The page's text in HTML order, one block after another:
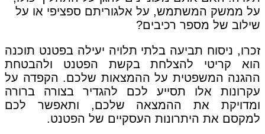
על ממשק המשתמש, על אלגוריתם ספציפי או על
שילוב של מספר רכיבים?
זכרו, ניסוח תביעה בלתי תלויה יעילה בפטנט תוכנה
הוא קריטי להצלחת בקשת הפטנט ולהבטחת
ההגנה המשפטית על ההמצאות שלכם. הקפדה על
עקרונות אלו תסייע לכם להגדיר בצורה ברורה
ומדויקת את ההמצאה שלכם, ותאפשר לכם
למקסם את היתרונות העסקיים של הפטנט.